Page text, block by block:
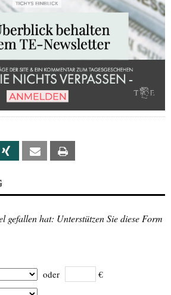
Xing Email
gefallen hat: Unterstützen Sie diese Form
oder €